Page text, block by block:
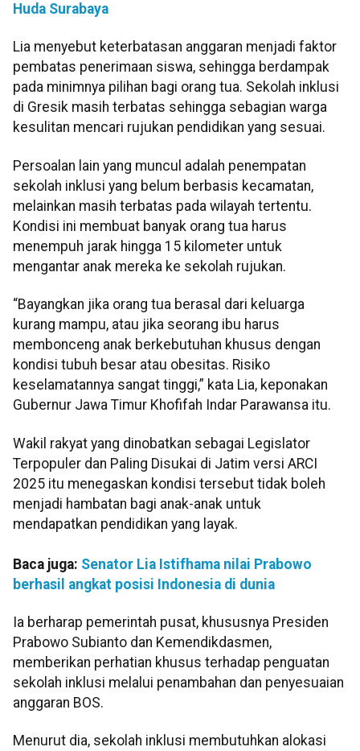
Huda Surabaya
Lia menyebut keterbatasan anggaran menjadi faktor
pembatas penerimaan siswa, sehingga berdampak
pada minimnya pilihan bagi orang tua. Sekolah inklusi
di Gresik masih terbatas sehingga sebagian warga
kesulitan mencari rujukan pendidikan yang sesuai.
Persoalan lain yang muncul adalah penempatan
sekolah inklusi yang belum berbasis kecamatan,
melainkan masih terbatas pada wilayah tertentu.
Kondisi ini membuat banyak orang tua harus
menempuh jarak hingga 15 kilometer untuk
mengantar anak mereka ke sekolah rujukan.
“Bayangkan jika orang tua berasal dari keluarga
kurang mampu, atau jika seorang ibu harus
membonceng anak berkebutuhan khusus dengan
kondisi tubuh besar atau obesitas. Risiko
keselamatannya sangat tinggi,” kata Lia, keponakan
Gubernur Jawa Timur Khofifah Indar Parawansa itu.
Wakil rakyat yang dinobatkan sebagai Legislator
Terpopuler dan Paling Disukai di Jatim versi ARCI
2025 itu menegaskan kondisi tersebut tidak boleh
menjadi hambatan bagi anak-anak untuk
mendapatkan pendidikan yang layak.
Baca juga: Senator Lia Istifhama nilai Prabowo
berhasil angkat posisi Indonesia di dunia
Ia berharap pemerintah pusat, khususnya Presiden
Prabowo Subianto dan Kemendikdasmen,
memberikan perhatian khusus terhadap penguatan
sekolah inklusi melalui penambahan dan penyesuaian
anggaran BOS.
Menurut dia, sekolah inklusi membutuhkan alokasi